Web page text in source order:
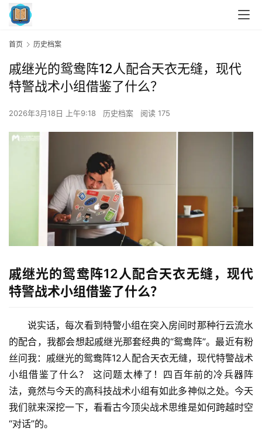
首页 历史档案
戚继光的鸳鸯阵12人配合天衣无缝，现代
特警战术小组借鉴了什么？
2026年3月18日 上午9:18 历史档案 阅读 175
戚继光的鸳鸯阵12人配合天衣无缝，现代
特警战术小组借鉴了什么？
说实话，每次看到特警小组在突入房间时那种行云流水
的配合，我都会想起戚继光那套经典的“鸳鸯阵”。最近有粉
丝问我： 戚继光的鸳鸯阵12人配合天衣无缝，现代特警战术
小组借鉴了什么？
这问题太棒了！四百年前的冷兵器阵
法，竟然与今天的高科技战术小组有如此多神似之处。今天
我们就来深挖一下，看看古今顶尖战术思维是如何跨越时空
“对话”的。